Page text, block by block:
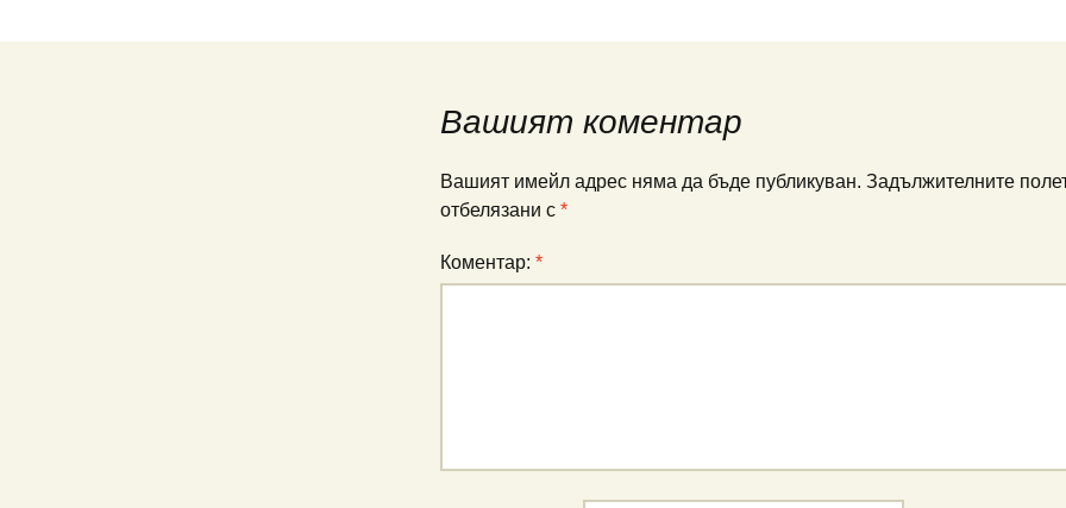
Вашият коментар
Вашият имейл адрес няма да бъде публикуван. Задължителните
отбелязани с *
Коментар: *